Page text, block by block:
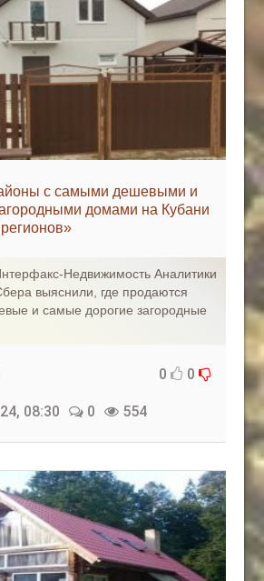
с самыми дешевыми и
домами на Кубани
Недвижимость Аналитики
выяснили, где продаются
и самые дорогие загородные
0 0
08:30 0 554